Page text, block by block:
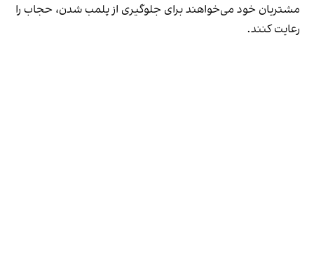
مشتریان خود می‌خواهند برای جلوگیری از پلمب شدن، حجاب را
رعایت کنند.